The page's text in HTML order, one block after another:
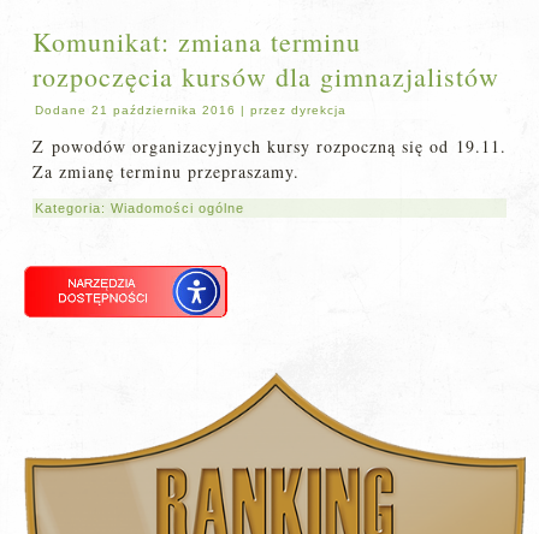
Komunikat: zmiana terminu
rozpoczęcia kursów dla gimnazjalistów
Dodane 21 października 2016 |przez dyrekcja
Z powodów organizacyjnych kursy rozpoczną się od 19.11.
Za zmianę terminu przepraszamy.
Kategoria:Wiadomości ogólne